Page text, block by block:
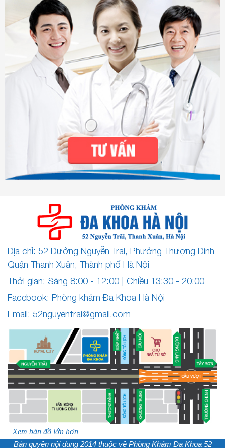
Địa chỉ: 52 Đường Nguyễn Trãi, Phường Thượng Đình
Quận Thanh Xuân, Thành phố Hà Nội
Thời gian: Sáng 8:00 - 12:00 | Chiều 13:30 - 20:00
Facebook: Phòng khám Đa Khoa Hà Nội
Email: 52nguyentrai@gmail.com
Xem bản đồ lớn hơn
Bản quyền nội dung 2014 thuộc về Phòng Khám Đa Khoa 52